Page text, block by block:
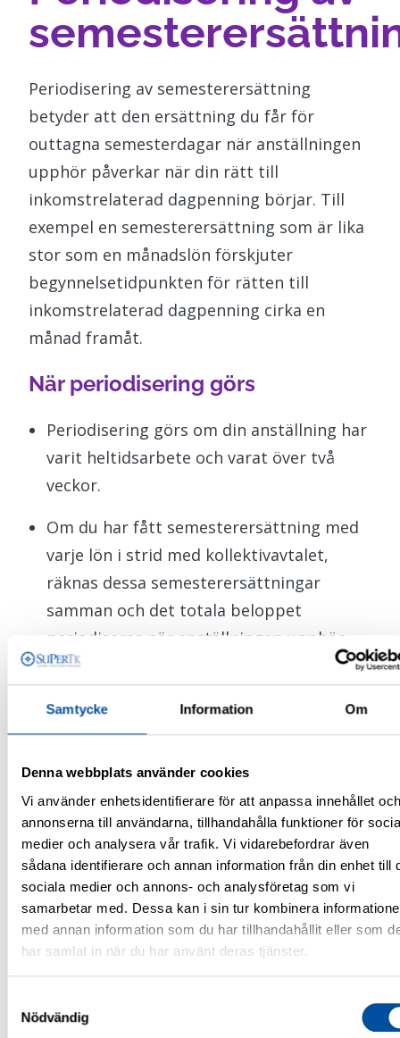
Samtycke Information Om
Denna webbplats använder cookies
Vi använder enhetsidentifierare för att anpassa innehållet och
annonserna till användarna, tillhandahålla funktioner för
medier och analysera vår trafik. Vi vidarebefordrar även
sådana identifierare och annan information från din enhet till
sociala medier och annons- och analysföretag som vi
samarbetar med. Dessa kan i sin tur kombinera
med annan information som du har tillhandahållit eller som
har samlat in när du har använt deras tjänster.
Nödvändig
Periodisering av semesterersättning
betyder att den ersättning du får för
outtagna semesterdagar när anställningen
upphör påverkar när din rätt till
inkomstrelaterad dagpenning börjar. Till
exempel en semesterersättning som är lika
stor som en månadslön förskjuter
begynnelsetidpunkten för rätten till
inkomstrelaterad dagpenning cirka en
månad framåt.
När periodisering görs
Periodisering görs om din anställning har
varit heltidsarbete och varat över två
veckor.
Om du har fått semesterersättning med
varje lön i strid med kollektivavtalet,
räknas dessa semesterersättningar
samman och det totala beloppet
periodiseras när anställningen upphör.
arbetsgivare
arbetsgivare omedelbart efter att den
tidigare anställningen avslutats,
periodiseras semesterersättningen först
när den senare anställningen upphör.
I sådana fall beaktas
semesterersättningen som intjänats
under hela anställningstiden.
arbetsgivaren om att